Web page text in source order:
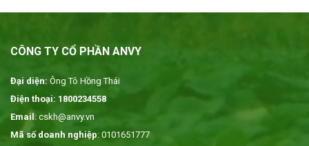
CÔNG TY CỔ PHẦN ANVY
Đại diện: Ông Tô Hồng Thái
Điện thoại: 1800234558
Email : cskh@anvy.vn
Mã số doanh nghiệp: 0101651777